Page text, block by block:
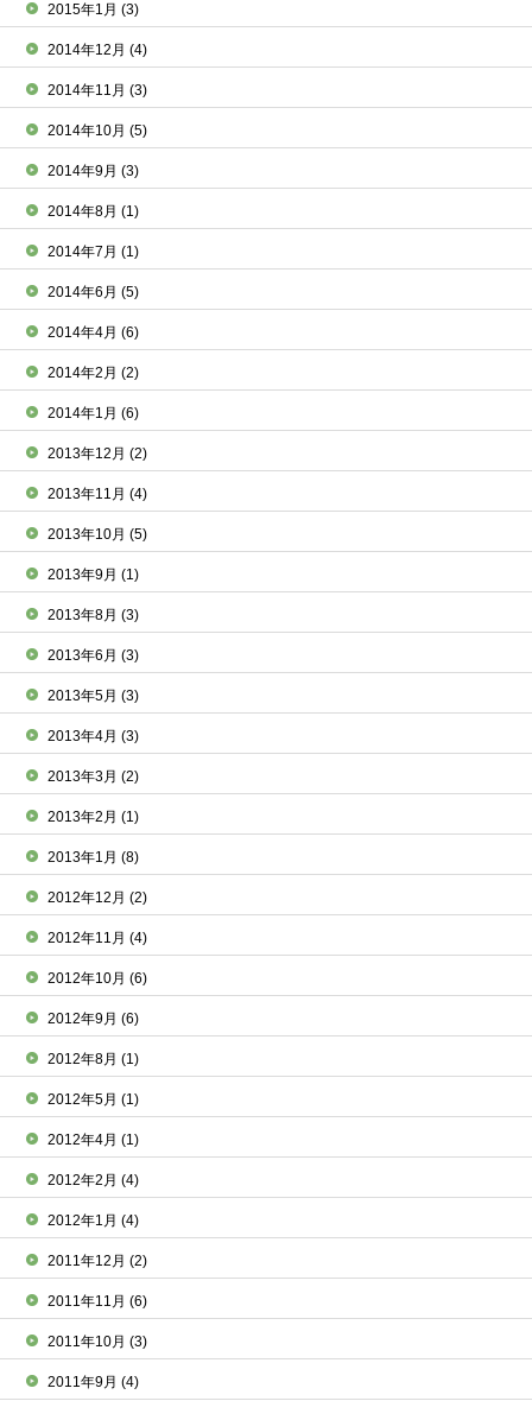
2015年1月(3)
2014年12月(4)
2014年11月(3)
2014年10月(5)
2014年9月(3)
2014年8月(1)
2014年7月(1)
2014年6月(5)
2014年4月(6)
2014年2月(2)
2014年1月(6)
2013年12月(2)
2013年11月(4)
2013年10月(5)
2013年9月(1)
2013年8月(3)
2013年6月(3)
2013年5月(3)
2013年4月(3)
2013年3月(2)
2013年2月(1)
2013年1月(8)
2012年12月(2)
2012年11月(4)
2012年10月(6)
2012年9月(6)
2012年8月(1)
2012年5月(1)
2012年4月(1)
2012年2月(4)
2012年1月(4)
2011年12月(2)
2011年11月(6)
2011年10月(3)
2011年9月(4)